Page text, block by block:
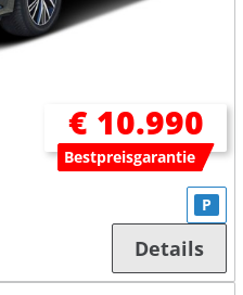
€ 10.990
Bestpreisgarantie
P
Details